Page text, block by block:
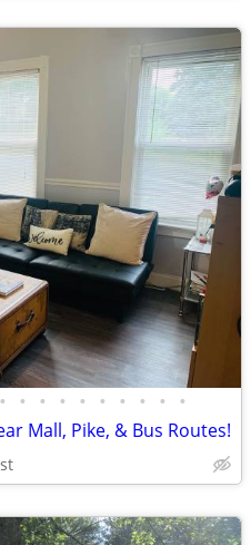
• • • • • • • • • •
Mall, Pike, & Bus Routes!